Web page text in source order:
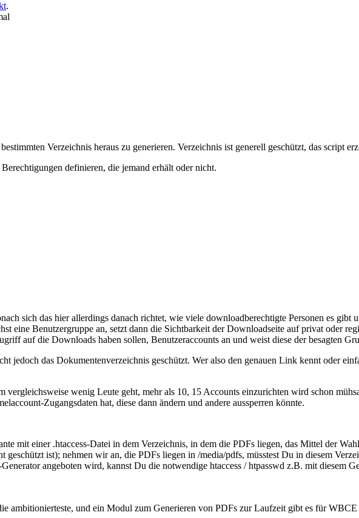
.
Verzeichnis heraus zu generieren. Verzeichnis ist generell geschützt, das script
definieren, die jemand erhält oder nicht.
sich das hier allerdings danach richtet, wie viele downloadberechtigte Personen es gibt
eine Benutzergruppe an, setzt dann die Sichtbarkeit der Downloadseite auf privat oder
auf die Downloads haben sollen, Benutzeraccounts an und weist diese der besagten
jedoch das Dokumentenverzeichnis geschützt. Wer also den genauen Link kennt oder
wenig Leute geht, mehr als 10, 15 Accounts einzurichten wird schon
Zugangsdaten hat, diese dann ändern und andere aussperren könnte.
mit einer .htaccess-Datei in dem Verzeichnis, in dem die PDFs liegen, das Mittel der
geschützt ist); nehmen wir an, die PDFs liegen in /media/pdfs, müsstest Du in diesem
angeboten wird, kannst Du die notwendige htaccess / htpasswd z.B. mit diesem
ambitionierteste, und ein Modul zum Generieren von PDFs zur Laufzeit gibt es für